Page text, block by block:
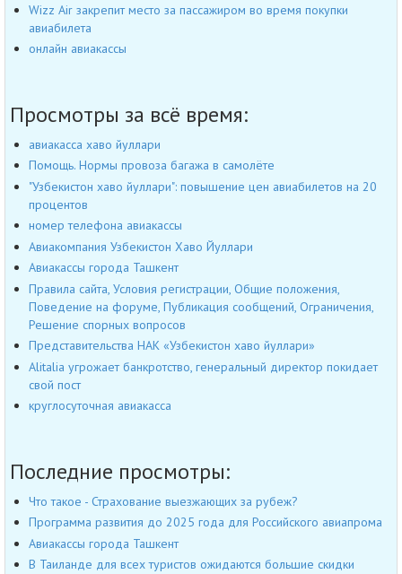
Wizz Air закрепит место за пассажиром во время покупки
авиабилета
онлайн авиакассы
Просмотры за всё время:
авиакасса хаво йуллари
Помощь. Нормы провоза багажа в самолёте
"Узбекистон хаво йуллари": повышение цен авиабилетов на 20
процентов
номер телефона авиакассы
Авиакомпания Узбекистон Хаво Йуллари
Авиакассы города Ташкент
Правила сайта, Условия регистрации, Общие положения,
Поведение на форуме, Публикация сообщений, Ограничения,
Решение спорных вопросов
Представительства НАК «Узбекистон хаво йуллари»
Alitalia угрожает банкротство, генеральный директор покидает
свой пост
круглосуточная авиакасса
Последние просмотры:
Что такое - Страхование выезжающих за рубеж?
Программа развития до 2025 года для Российского авиапрома
Авиакассы города Ташкент
В Таиланде для всех туристов ожидаются большие скидки